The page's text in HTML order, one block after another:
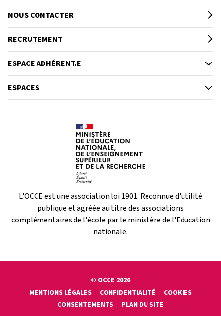
NOUS CONTACTER
RECRUTEMENT
ESPACE ADHÉRENT.E
ESPACES
L'OCCE est une association loi 1901. Reconnue d'utilité
publique et agréée au titre des associations
complémentaires de l'école par le ministère de l'Education
nationale.
© OCCE 2026
MENTIONS LÉGALES
CONFIDENTIALITÉ
COOKIES
CONSENTEMENTS
PLAN DU SITE